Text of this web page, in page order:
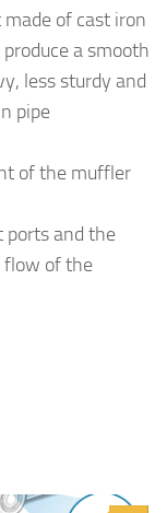
of cast iron
a smooth
less sturdy and
pipe
of the muffler
ports and the
flow of the